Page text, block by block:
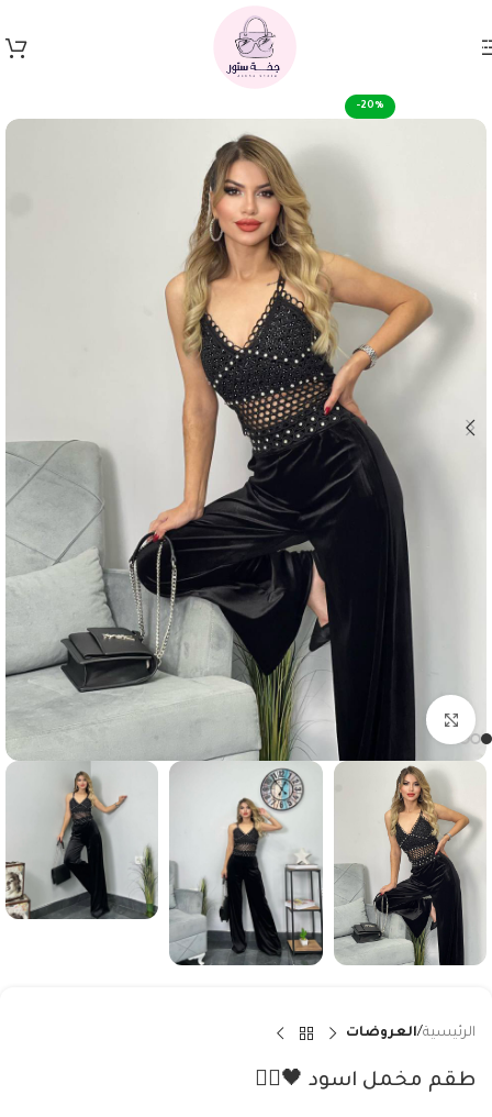
Skip to main content
-20%
Click to enlarge
الرئيسية العروضات
طقم مخمل اسود 🖤👰‍♀️